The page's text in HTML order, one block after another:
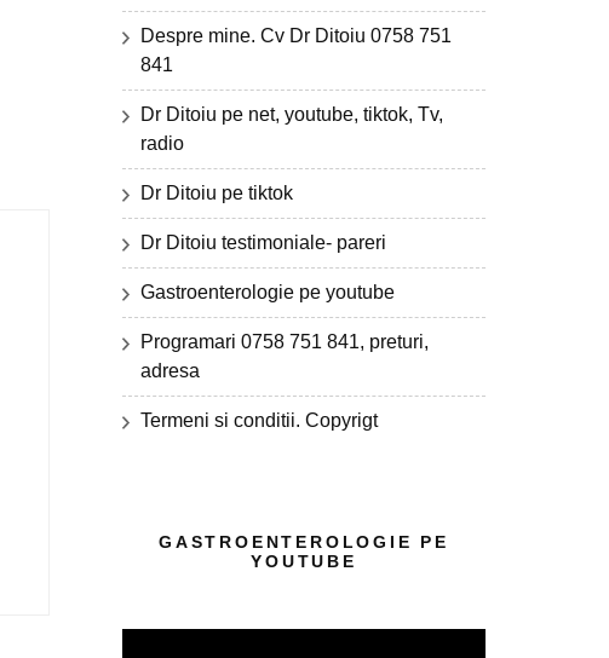
Despre mine. Cv Dr Ditoiu 0758 751
841
Dr Ditoiu pe net, youtube, tiktok, Tv,
radio
Dr Ditoiu pe tiktok
Dr Ditoiu testimoniale- pareri
Gastroenterologie pe youtube
Programari 0758 751 841, preturi,
adresa
Termeni si conditii. Copyrigt
GASTROENTEROLOGIE PE
YOUTUBE